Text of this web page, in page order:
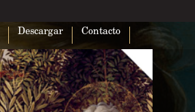
Descargar Contacto
Esta página no puede cargar Google Maps
correctamente.